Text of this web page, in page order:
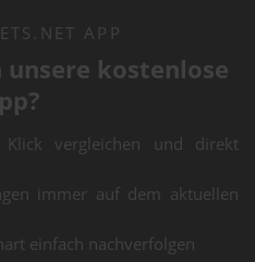
APP
unsere kostenlose
vergleichen und direkt
immer auf dem aktuellen
einfach nachverfolgen